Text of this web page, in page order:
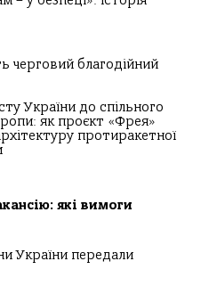
черговий благодійний
України до спільного
як проєкт «Фрея»
протиракетної
які вимоги
України передали